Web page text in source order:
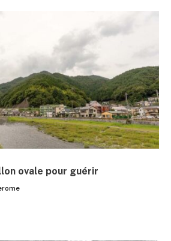
ovale pour guérir